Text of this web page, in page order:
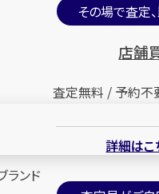
その場で査定
店舗
査定無料 / 予約不
詳細はこ